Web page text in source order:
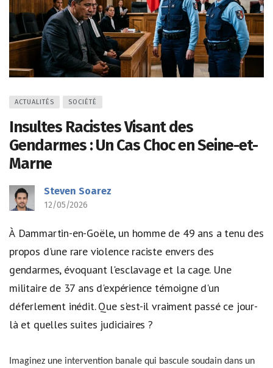
ACTUALITÉS SOCIÉTÉ
Insultes Racistes Visant des
Gendarmes : Un Cas Choc en Seine-et-
Marne
Steven Soarez
12/05/2026
À Dammartin-en-Goële, un homme de 49 ans a tenu des
propos d'une rare violence raciste envers des
gendarmes, évoquant l'esclavage et la cage. Une
militaire de 37 ans d'expérience témoigne d'un
déferlement inédit. Que s'est-il vraiment passé ce jour-
là et quelles suites judiciaires ?
Imaginez une intervention banale qui bascule soudain dans un